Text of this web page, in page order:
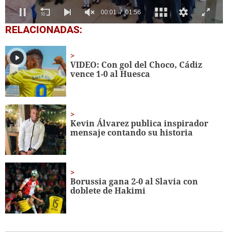
0
seconds
1
minute,
56
seconds
RELACIONADAS:
VIDEO: Con gol del Choco, Cádiz
vence 1-0 al Huesca
Kevin Álvarez publica inspirador
mensaje contando su historia
Borussia gana 2-0 al Slavia con
doblete de Hakimi